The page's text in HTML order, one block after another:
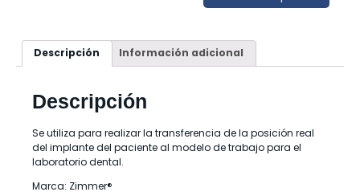
Descripción Información adicional
Descripción
Se utiliza para realizar la transferencia de la posición real
del implante del paciente al modelo de trabajo para el
laboratorio dental.
Marca: Zimmer®